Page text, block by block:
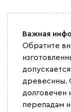
Вайт
Альтеа
Важная
Обратите
древесины.
долговечен
перепадам